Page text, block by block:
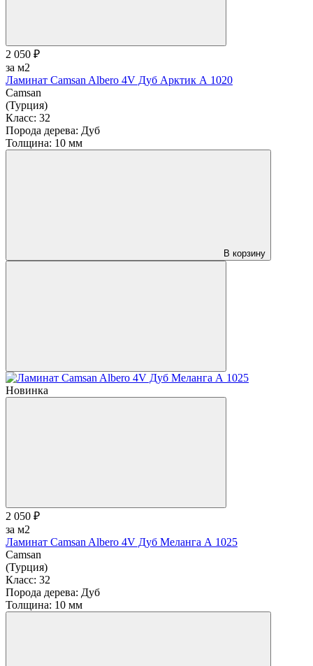
2 050 ₽
за м2
Ламинат Camsan Albero 4V Дуб Арктик А 1020
Camsan
(Турция)
Класс: 32
Порода дерева: Дуб
Толщина: 10 мм
В корзину
Новинка
2 050 ₽
за м2
Ламинат Camsan Albero 4V Дуб Меланга А 1025
Camsan
(Турция)
Класс: 32
Порода дерева: Дуб
Толщина: 10 мм